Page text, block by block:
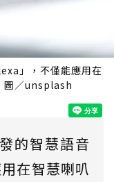
」，不僅能應用在
圖／unsplash
的智慧語音
在智慧喇叭